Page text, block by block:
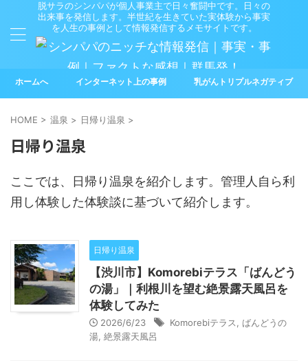
脱サラのシンパパが個人事業主で日々奮闘中です。日々の
出来事を発信します。半世紀を生きていた実体験から事実
を人生の事例として情報発信するメモサイトです。
ホームへ インターネット上の事例 乳がんトリプルネガティブ
HOME > 温泉 > 日帰り温泉 >
日帰り温泉
ここでは、日帰り温泉を紹介します。管理人自ら利
用し体験した体験談に基づいて紹介します。
日帰り温泉
【渋川市】Komorebiテラス「ばんどう
の湯」｜利根川を望む絶景露天風呂を
体験してみた
2026/6/23 Komorebiテラス
ばんどうの
湯 絶景露天風呂